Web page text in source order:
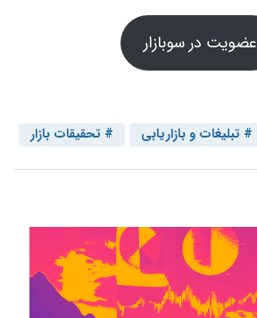
عضویت در سوبازار
تبلیغات و بازاریابی تحقیقات بازار